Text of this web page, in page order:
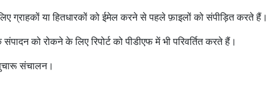
ग्राहकों या हितधारकों को ईमेल करने से पहले फ़ाइलों को संपीड़ित करते हैं।
को रोकने के लिए रिपोर्ट को पीडीएफ में भी परिवर्तित करते हैं।
संचालन।